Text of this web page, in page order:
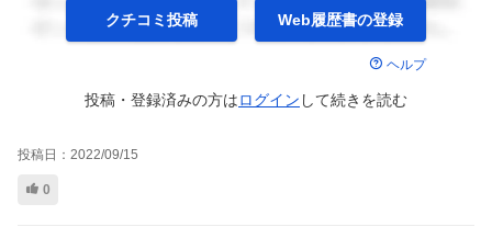
クチコミ投稿 Web履歴書の登録
ヘルプ
投稿・登録済みの方はログイン して続きを読む
投稿日： 2022/09/15
0